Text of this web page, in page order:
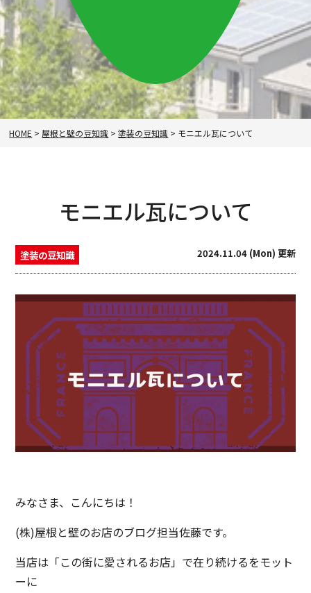
HOME > 屋根と壁の豆知識 >塗装の豆知識 > モニエル瓦について
モニエル瓦について
塗装の豆知識 2024.11.04 (Mon) 更新
みなさま、こんにちは！
(株)屋根と壁のお店のブログ担当佐藤です。
当店は「この街に愛されるお店」で在り続けるをモット
ーに